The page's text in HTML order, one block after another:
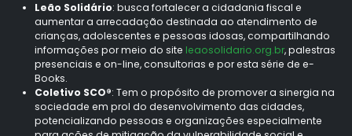
Leão Solidário: busca fortalecer a cidadania fiscal e
aumentar a arrecadação destinada ao atendimento de
crianças, adolescentes e pessoas idosas, compartilhando
informações por meio do site leaosolidario.org.br, palestras
presenciais e on-line, consultorias e por esta série de e-
Books.
Coletivo SCO®: Tem o propósito de promover a sinergia na
sociedade em prol do desenvolvimento das cidades,
potencializando pessoas e organizações especialmente